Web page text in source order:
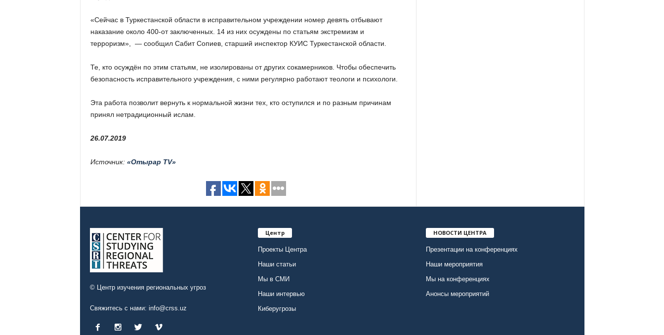
«Сейчас в Туркестанской области в исправительном учреждении номер девять отбывают
наказание около 400-от заключенных. 14 из них осуждены по статьям экстремизм и
терроризм», — сообщил Сабит Сопиев, старший инспектор КУИС Туркестанской области.
Те, кто осуждён по этим статьям, не изолированы от других сокамерников. Чтобы обеспечить
безопасность исправительного учреждения, с ними регулярно работают теологи и психологи.
Эта работа позволит вернуть к нормальной жизни тех, кто оступился и по разным причинам
принял нетрадиционный ислам.
26.07.2019
Источник: «Отырар TV»
© Центр изучения региональных угроз
Свяжитесь с нами: info@crss.uz
Центр
Проекты Центра
Наши статьи
Мы в СМИ
Наши интервью
Киберугрозы
НОВОСТИ ЦЕНТРА
Презентации на конференциях
Наши мероприятия
Мы на конференциях
Анонсы мероприятий